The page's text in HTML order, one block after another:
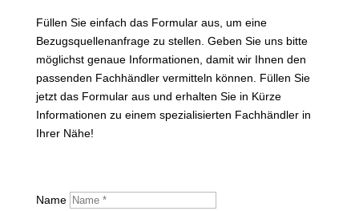
Füllen Sie einfach das Formular aus, um eine
Bezugsquellenanfrage zu stellen. Geben Sie uns bitte
möglichst genaue Informationen, damit wir Ihnen den
passenden Fachhändler vermitteln können. Füllen Sie
jetzt das Formular aus und erhalten Sie in Kürze
Informationen zu einem spezialisierten Fachhändler in
Ihrer Nähe!
Name